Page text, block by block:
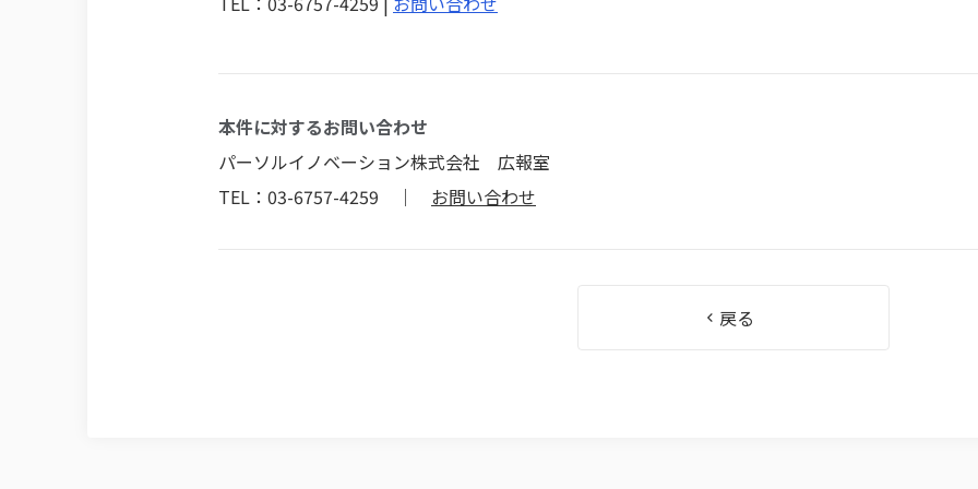
本件に対するお問い合わせ
パーソルイノベーション株式会社 広報室
TEL：03-6757-4259 ｜ お問い合わせ
戻る